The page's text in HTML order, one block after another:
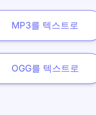
MP3를 텍스트로
OGG를 텍스트로